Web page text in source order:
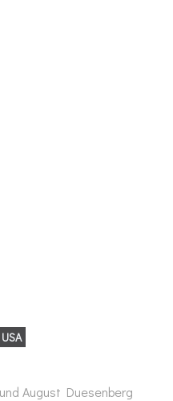
USA
August Duesenberg